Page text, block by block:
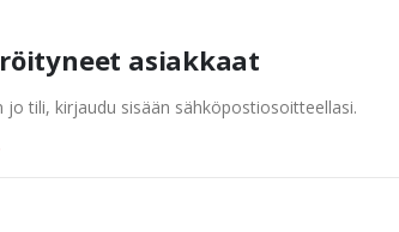
asiakkaat
jo tili, kirjaudu sisään sähköpostiosoitteellasi.